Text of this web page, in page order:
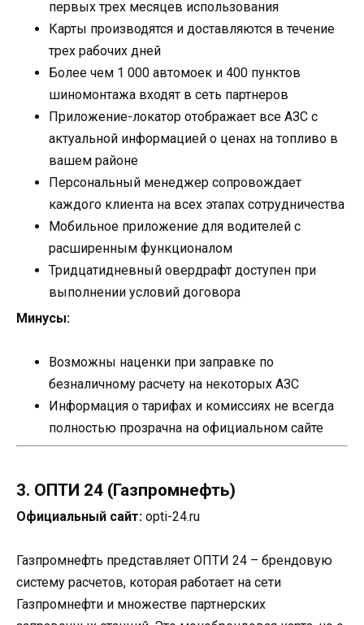
первых трех месяцев использования
Карты производятся и доставляются в течение
трех рабочих дней
Более чем 1 000 автомоек и 400 пунктов
шиномонтажа входят в сеть партнеров
Приложение-локатор отображает все АЗС с
актуальной информацией о ценах на топливо в
вашем районе
Персональный менеджер сопровождает
каждого клиента на всех этапах сотрудничества
Мобильное приложение для водителей с
расширенным функционалом
Тридцатидневный овердрафт доступен при
выполнении условий договора
Минусы:
Возможны наценки при заправке по
безналичному расчету на некоторых АЗС
Информация о тарифах и комиссиях не всегда
полностью прозрачна на официальном сайте
3. ОПТИ 24 (Газпромнефть)
Официальный сайт: opti-24.ru
Газпромнефть представляет ОПТИ 24 – брендовую
систему расчетов, которая работает на сети
Газпромнефти и множестве партнерских